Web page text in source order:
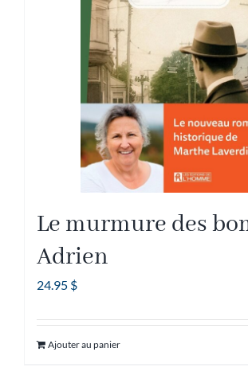
Le murmure des
Adrien
24.95 $
Ajouter au panier